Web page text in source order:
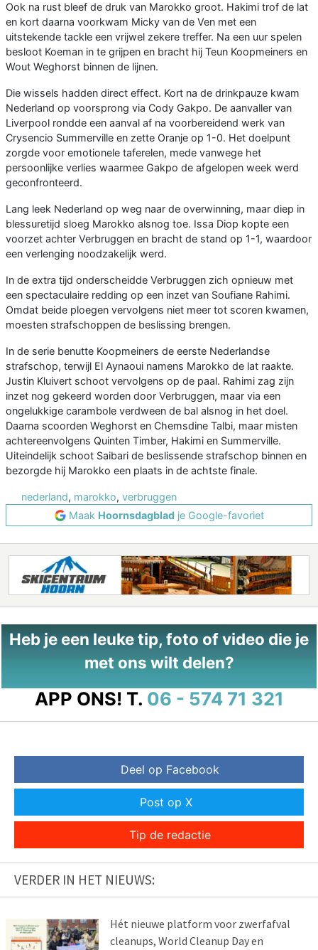
Ook na rust bleef de druk van Marokko groot. Hakimi trof de lat
en kort daarna voorkwam Micky van de Ven met een
uitstekende tackle een vrijwel zekere treffer. Na een uur spelen
besloot Koeman in te grijpen en bracht hij Teun Koopmeiners en
Wout Weghorst binnen de lijnen.
Die wissels hadden direct effect. Kort na de drinkpauze kwam
Nederland op voorsprong via Cody Gakpo. De aanvaller van
Liverpool rondde een aanval af na voorbereidend werk van
Crysencio Summerville en zette Oranje op 1-0. Het doelpunt
zorgde voor emotionele taferelen, mede vanwege het
persoonlijke verlies waarmee Gakpo de afgelopen week werd
geconfronteerd.
Lang leek Nederland op weg naar de overwinning, maar diep in
blessuretijd sloeg Marokko alsnog toe. Issa Diop kopte een
voorzet achter Verbruggen en bracht de stand op 1-1, waardoor
een verlenging noodzakelijk werd.
In de extra tijd onderscheidde Verbruggen zich opnieuw met
een spectaculaire redding op een inzet van Soufiane Rahimi.
Omdat beide ploegen vervolgens niet meer tot scoren kwamen,
moesten strafschoppen de beslissing brengen.
In de serie benutte Koopmeiners de eerste Nederlandse
strafschop, terwijl El Aynaoui namens Marokko de lat raakte.
Justin Kluivert schoot vervolgens op de paal. Rahimi zag zijn
inzet nog gekeerd worden door Verbruggen, maar via een
ongelukkige carambole verdween de bal alsnog in het doel.
Daarna scoorden Weghorst en Chemsdine Talbi, maar misten
achtereenvolgens Quinten Timber, Hakimi en Summerville.
Uiteindelijk schoot Saibari de beslissende strafschop binnen en
bezorgde hij Marokko een plaats in de achtste finale.
nederland, marokko, verbruggen
Maak Hoornsdagbladje Google-favoriet
Heb je een leuke tip, foto of video die je
met ons wilt delen?
APP ONS! T. 06 - 574 71 321
Deel op Facebook
Post op X
Tip de redactie
VERDER IN HET NIEUWS:
Hét nieuwe platform voor zwerfafval
cleanups, World Cleanup Day en